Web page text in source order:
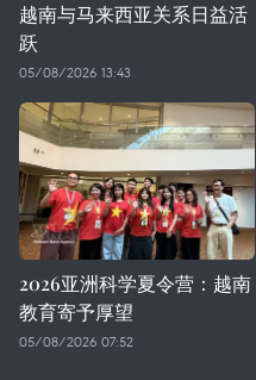
越南与马来西亚关系日益活
跃
05/08/2026 13:43
2026亚洲科学夏令营：越南
教育寄予厚望
05/08/2026 07:52